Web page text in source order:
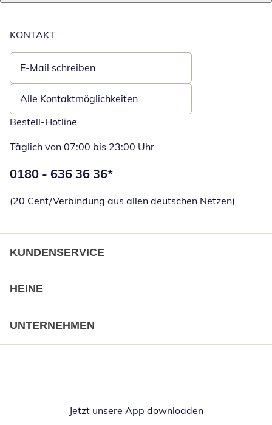
KONTAKT
E-Mail schreiben
Öffnet E-Mail-Client
Alle Kontaktmöglichkeiten
Bestell-Hotline
Täglich von 07:00 bis 23:00 Uhr
Telefonnummer:
0180 - 636 36 36*
(20 Cent/Verbindung aus allen deutschen Netzen)
KUNDENSERVICE
HEINE
UNTERNEHMEN
Jetzt unsere App downloadenÖffnet in